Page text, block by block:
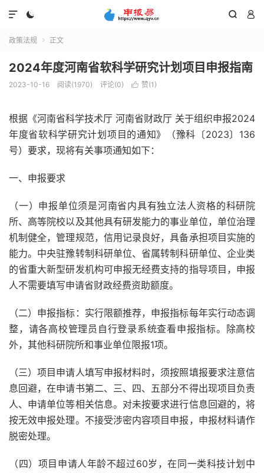
  

政策法规  正文
2024年度河南省软科学研究计划项目申报指南
2023-10-16 阅读(1970) 评论(0)  赞(1 )
根据《河南省科学技术厅 河南省财政厅 关于组织申报2024
年度省软科学研究计划项目的通知》（豫科〔2023〕136
号）要求，现将有关事项通知如下：
一、申报要求
（一）申报单位须是河南省内具有独立法人资格的科研院
所、高等院校以及其他具有研发能力的事业单位，单位治理
机制健全，管理规范，信用记录良好，具备承担项目实施的
能力。中央驻豫转制科研单位、省属转制科研单位、企业类
的省重大新型研发机构可申报无经费支持的指导项目，申报
人不需要填写申请省财政经费资助额度。
（二）申报指标：实行限额推荐，申报指标每年实行动态调
整，请各高校管理员自行登录系统查看申报指标。除高校
外，其他科研院所和事业单位限报1项。
（三）项目申请人填写申报材料时，须按照填报要求注意信
息回避，在申请书第二、三、四、五部分不得出现项目负责
人、申请单位等相关信息。对未按要求进行信息回避的，将
按无效申报处理。不接受涉密内容项目申报，申报材料请作
脱密处理。
（四）项目申请人年龄不超过60岁，在同一类科技计划中